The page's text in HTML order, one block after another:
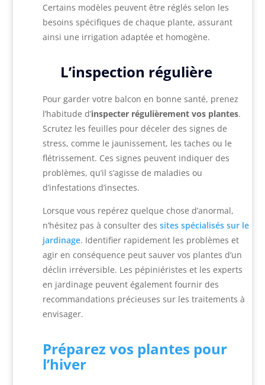
Certains modèles peuvent être réglés selon les
besoins spécifiques de chaque plante, assurant
ainsi une irrigation adaptée et homogène.
L’inspection régulière
Pour garder votre balcon en bonne santé, prenez
l’habitude d’inspecter régulièrement vos plantes.
Scrutez les feuilles pour déceler des signes de
stress, comme le jaunissement, les taches ou le
flétrissement. Ces signes peuvent indiquer des
problèmes, qu’il s’agisse de maladies ou
d’infestations d’insectes.
Lorsque vous repérez quelque chose d’anormal,
n’hésitez pas à consulter dessites spécialisés sur le
jardinage. Identifier rapidement les problèmes et
agir en conséquence peut sauver vos plantes d’un
déclin irréversible. Les pépiniéristes et les experts
en jardinage peuvent également fournir des
recommandations précieuses sur les traitements à
envisager.
Préparez vos plantes pour
l’hiver